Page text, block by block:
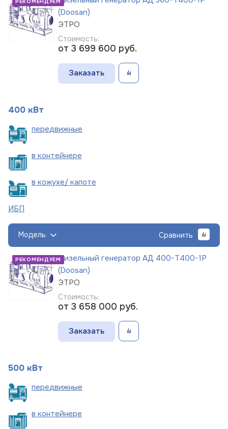
(Doosan)
ЭТРО
Стоимость:
от 3 699 600 руб.
Заказать
400 кВт
передвижные
в контейнере
в кожухе/ капоте
ИБП
Модель Сравнить
РЕКОМЕНДУЕМДизельный генератор АД 400-Т400-1Р
(Doosan)
ЭТРО
Стоимость:
от 3 658 000 руб.
Заказать
500 кВт
передвижные
в контейнере